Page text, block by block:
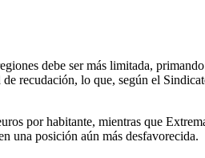
debe ser más limitada,
recudación, lo que, según el
por habitante, mientras que
una posición aún más desfavorecida.